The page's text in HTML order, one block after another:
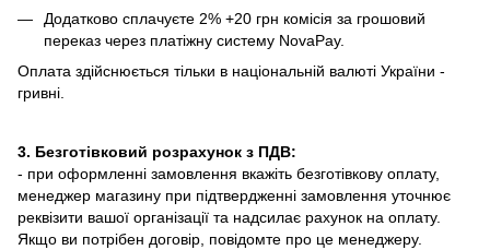
Додатково сплачуєте 2% +20 грн комісія за грошовий
переказ через платіжну систему NovaPay.
Оплата здійснюється тільки в національній валюті України -
гривні.
3. Безготівковий розрахунок з ПДВ:
- при оформленні замовлення вкажіть безготівкову оплату,
менеджер магазину при підтвердженні замовлення уточнює
реквізити вашої організації та надсилає рахунок на оплату.
Якщо ви потрібен договір, повідомте про це менеджеру.